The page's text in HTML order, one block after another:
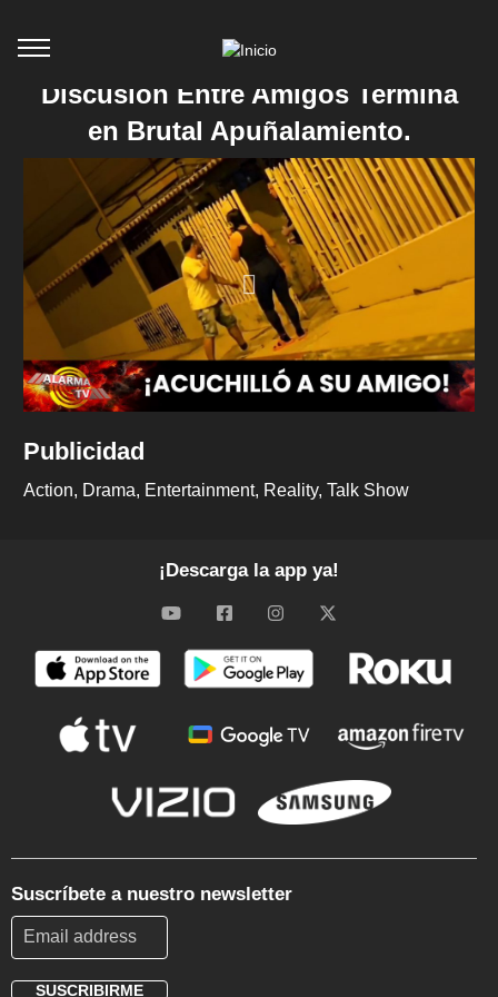
Discusión Entre Amigos Termina
en Brutal Apuñalamiento.
Publicidad
Action Drama Entertainment Reality Talk Show
¡Descarga la app ya!
Suscríbete a nuestro newsletter
SUSCRIBIRME